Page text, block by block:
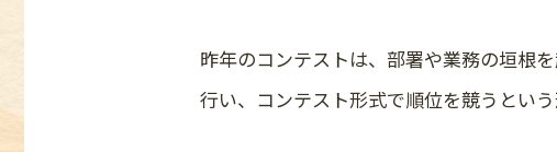
昨年のコンテストは、部署や業務の垣根
行い、コンテスト形式で順位を競うという